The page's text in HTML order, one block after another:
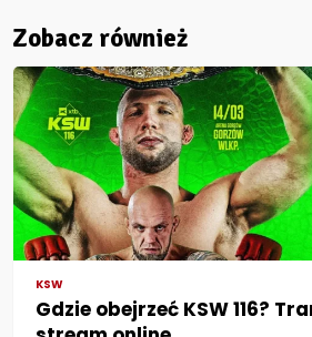
Zobacz również
KSW
Gdzie obejrzeć KSW 116?